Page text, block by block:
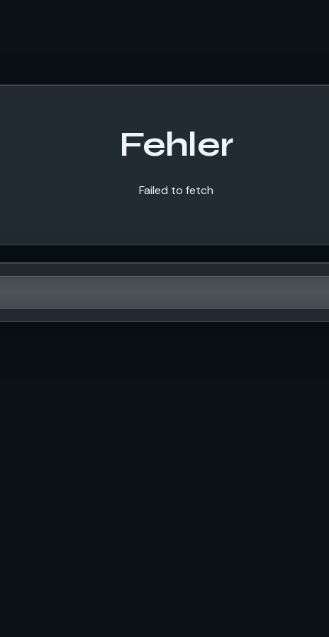
Fehler
Failed to fetch